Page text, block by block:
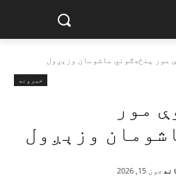
مور پنځه‌ګوني ماشومان وزېږول
خبرونه
مور
وزېږول
جون 15, 2026